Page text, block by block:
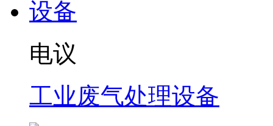
电议
工业废气处理设备